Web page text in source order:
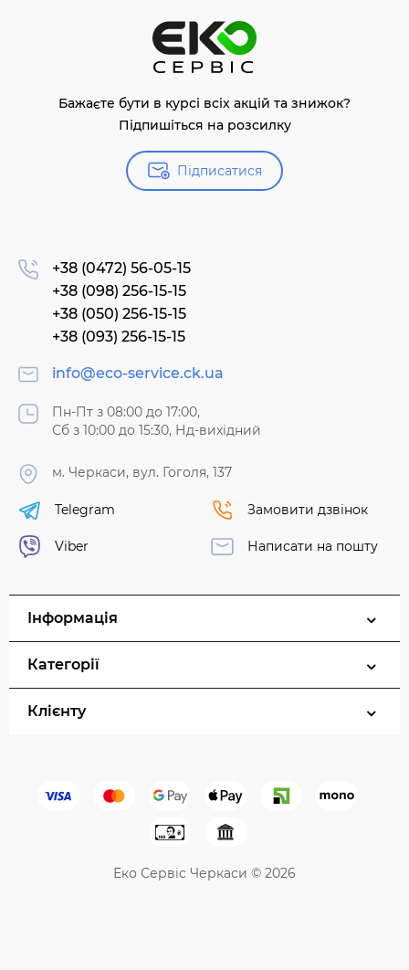
Бажаєте бути в курсі всіх акцій та знижок?
Підпишіться на розсилку
Підписатися
+38 (0472) 56-05-15
+38 (098) 256-15-15
+38 (050) 256-15-15
+38 (093) 256-15-15
info@eco-service.ck.ua
Пн-Пт з 08:00 до 17:00,
Сб з 10:00 до 15:30, Нд-вихідний
м. Черкаси, вул. Гоголя, 137
Telegram
Viber
Замовити дзвінок
Написати на пошту
Інформація
Категорії
Клієнту
Еко Сервіс Черкаси © 2026